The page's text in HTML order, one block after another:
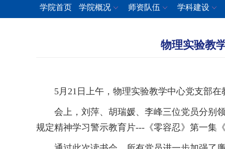
学院首页 学院概况 师资队伍 学科建设
物理实验教
5月21日上午，物理实验教学中心党支部
会上，刘萍、胡瑞媛、李峰三位党员分别
规定精神学习警示教育片---《零容忍》第一集